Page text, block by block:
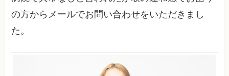
の方からメールでお問い合わせをいただきまし
た。